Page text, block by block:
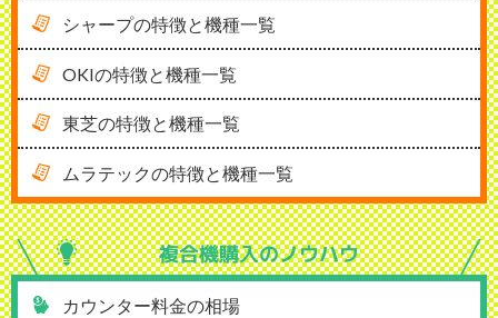
シャープの特徴と機種一覧
OKIの特徴と機種一覧
東芝の特徴と機種一覧
ムラテックの特徴と機種一覧
複合機購入のノウハウ
カウンター料金の相場